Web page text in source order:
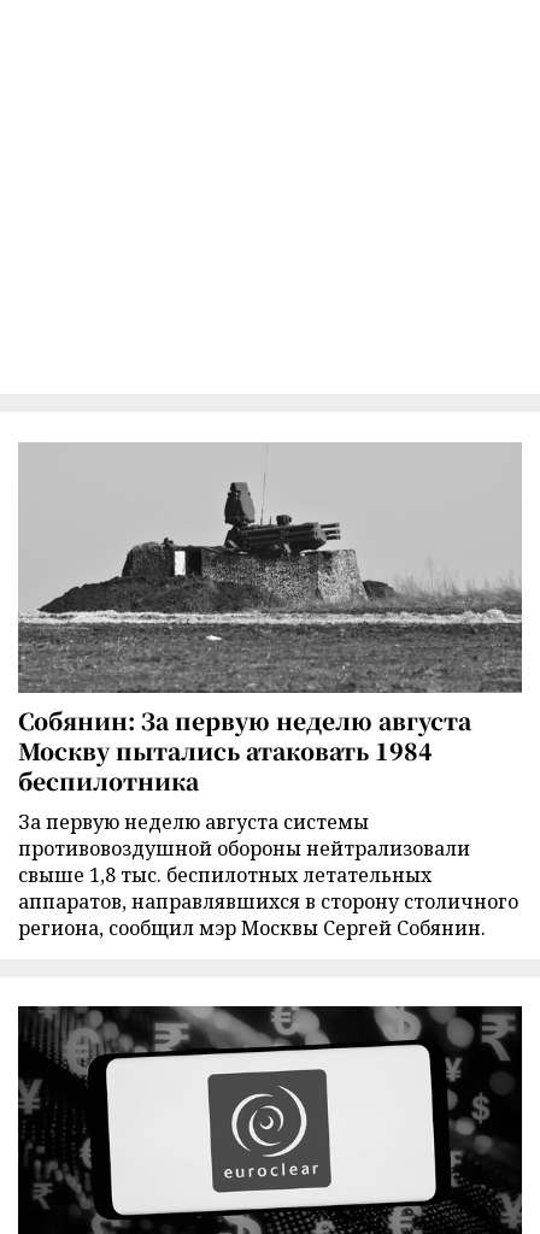
Собянин: За первую неделю августа
Москву пытались атаковать 1984
беспилотника
За первую неделю августа системы
противовоздушной обороны нейтрализовали
свыше 1,8 тыс. беспилотных летательных
аппаратов, направлявшихся в сторону столичного
региона, сообщил мэр Москвы Сергей Собянин.